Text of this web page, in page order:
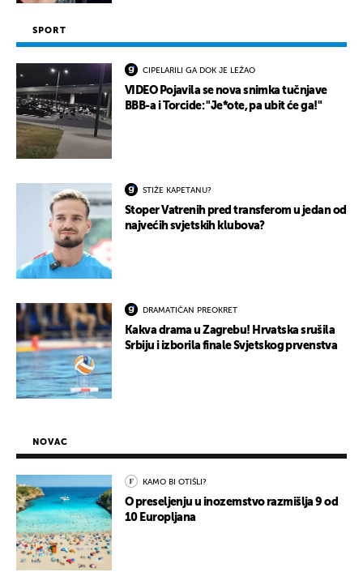
SPORT
CIPELARILI GA DOK JE LEŽAO
VIDEO Pojavila se nova snimka tučnjave
BBB-a i Torcide: "Je*ote, pa ubit će ga!"
STIŽE KAPETANU?
Stoper Vatrenih pred transferom u jedan od
najvećih svjetskih klubova?
DRAMATIČAN PREOKRET
Kakva drama u Zagrebu! Hrvatska srušila
Srbiju i izborila finale Svjetskog prvenstva
NOVAC
KAMO BI OTIŠLI?
O preseljenju u inozemstvo razmišlja 9 od
10 Europljana